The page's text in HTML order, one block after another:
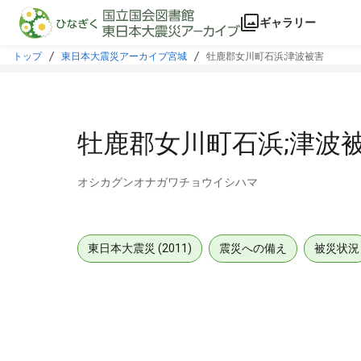
本文に飛ぶ
ギャラリー
トップ 東日本大震災アーカイブ宮城 牡鹿郡女川町石浜;津波被害
牡鹿郡女川町石浜;津波
オシカグンオナガワチョウイシハマ
東日本大震災 (2011) 震災への備え 被災状況